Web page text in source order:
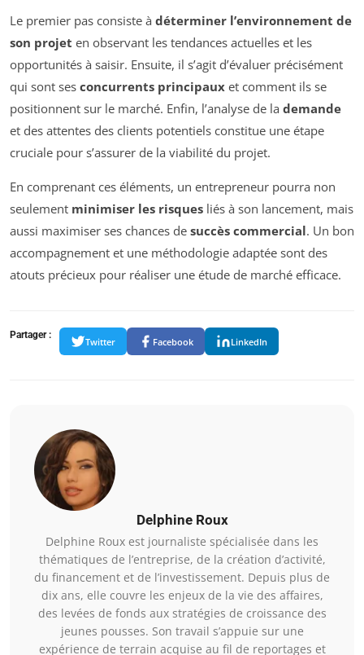
Le premier pas consiste à déterminer l’environnement de
son projet en observant les tendances actuelles et les
opportunités à saisir. Ensuite, il s’agit d’évaluer précisément
qui sont ses concurrents principaux et comment ils se
positionnent sur le marché. Enfin, l’analyse de la demande
et des attentes des clients potentiels constitue une étape
cruciale pour s’assurer de la viabilité du projet.
En comprenant ces éléments, un entrepreneur pourra non
seulement minimiser les risques liés à son lancement, mais
aussi maximiser ses chances de succès commercial. Un bon
accompagnement et une méthodologie adaptée sont des
atouts précieux pour réaliser une étude de marché efficace.
Partager :
Twitter Facebook LinkedIn
Delphine Roux
Delphine Roux est journaliste spécialisée dans les
thématiques de l’entreprise, de la création d’activité,
du financement et de l’investissement. Depuis plus de
dix ans, elle couvre les enjeux de la vie des affaires,
des levées de fonds aux stratégies de croissance des
jeunes pousses. Son travail s’appuie sur une
expérience de terrain acquise au fil de reportages et